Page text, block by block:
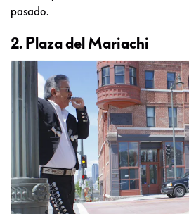
pasado.
2. Plaza del Mariachi